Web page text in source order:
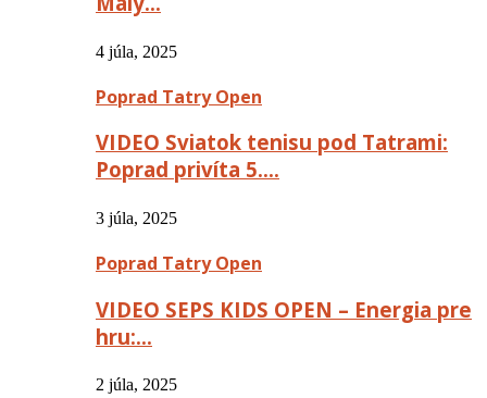
4 júla, 2025
Poprad Tatry Open
VIDEO Sviatok tenisu pod Tatrami:
Poprad privíta 5….
3 júla, 2025
Poprad Tatry Open
VIDEO SEPS KIDS OPEN – Energia pre
hru:…
2 júla, 2025